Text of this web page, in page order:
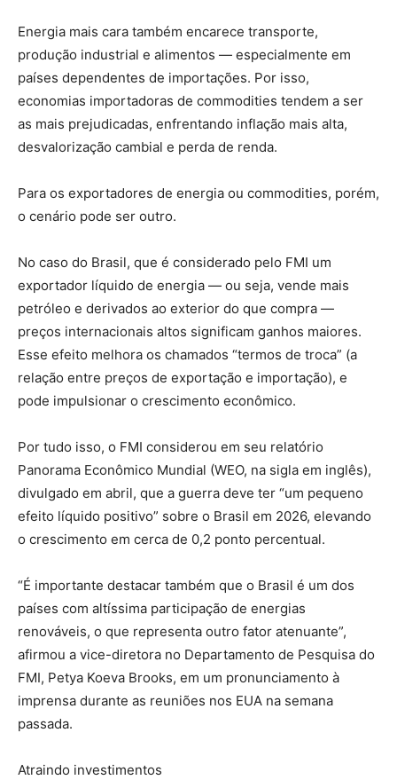
Energia mais cara também encarece transporte,
produção industrial e alimentos — especialmente em
países dependentes de importações. Por isso,
economias importadoras de commodities tendem a ser
as mais prejudicadas, enfrentando inflação mais alta,
desvalorização cambial e perda de renda.
Para os exportadores de energia ou commodities, porém,
o cenário pode ser outro.
No caso do Brasil, que é considerado pelo FMI um
exportador líquido de energia — ou seja, vende mais
petróleo e derivados ao exterior do que compra —
preços internacionais altos significam ganhos maiores.
Esse efeito melhora os chamados “termos de troca” (a
relação entre preços de exportação e importação), e
pode impulsionar o crescimento econômico.
Por tudo isso, o FMI considerou em seu relatório
Panorama Econômico Mundial (WEO, na sigla em inglês),
divulgado em abril, que a guerra deve ter “um pequeno
efeito líquido positivo” sobre o Brasil em 2026, elevando
o crescimento em cerca de 0,2 ponto percentual.
“É importante destacar também que o Brasil é um dos
países com altíssima participação de energias
renováveis, o que representa outro fator atenuante”,
afirmou a vice-diretora no Departamento de Pesquisa do
FMI, Petya Koeva Brooks, em um pronunciamento à
imprensa durante as reuniões nos EUA na semana
passada.
Atraindo investimentos